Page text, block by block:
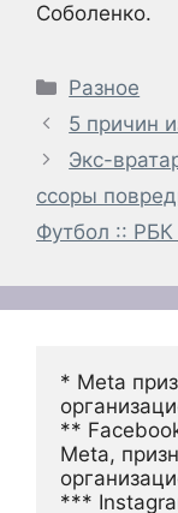
Соболенко.
Рубрики
Разное
5 причин
Экс-
ссоры
Футбол :: РБК
* Meta
**
Meta,
***